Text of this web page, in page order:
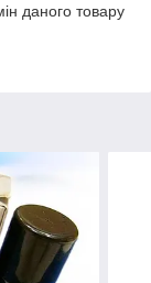
даного товару